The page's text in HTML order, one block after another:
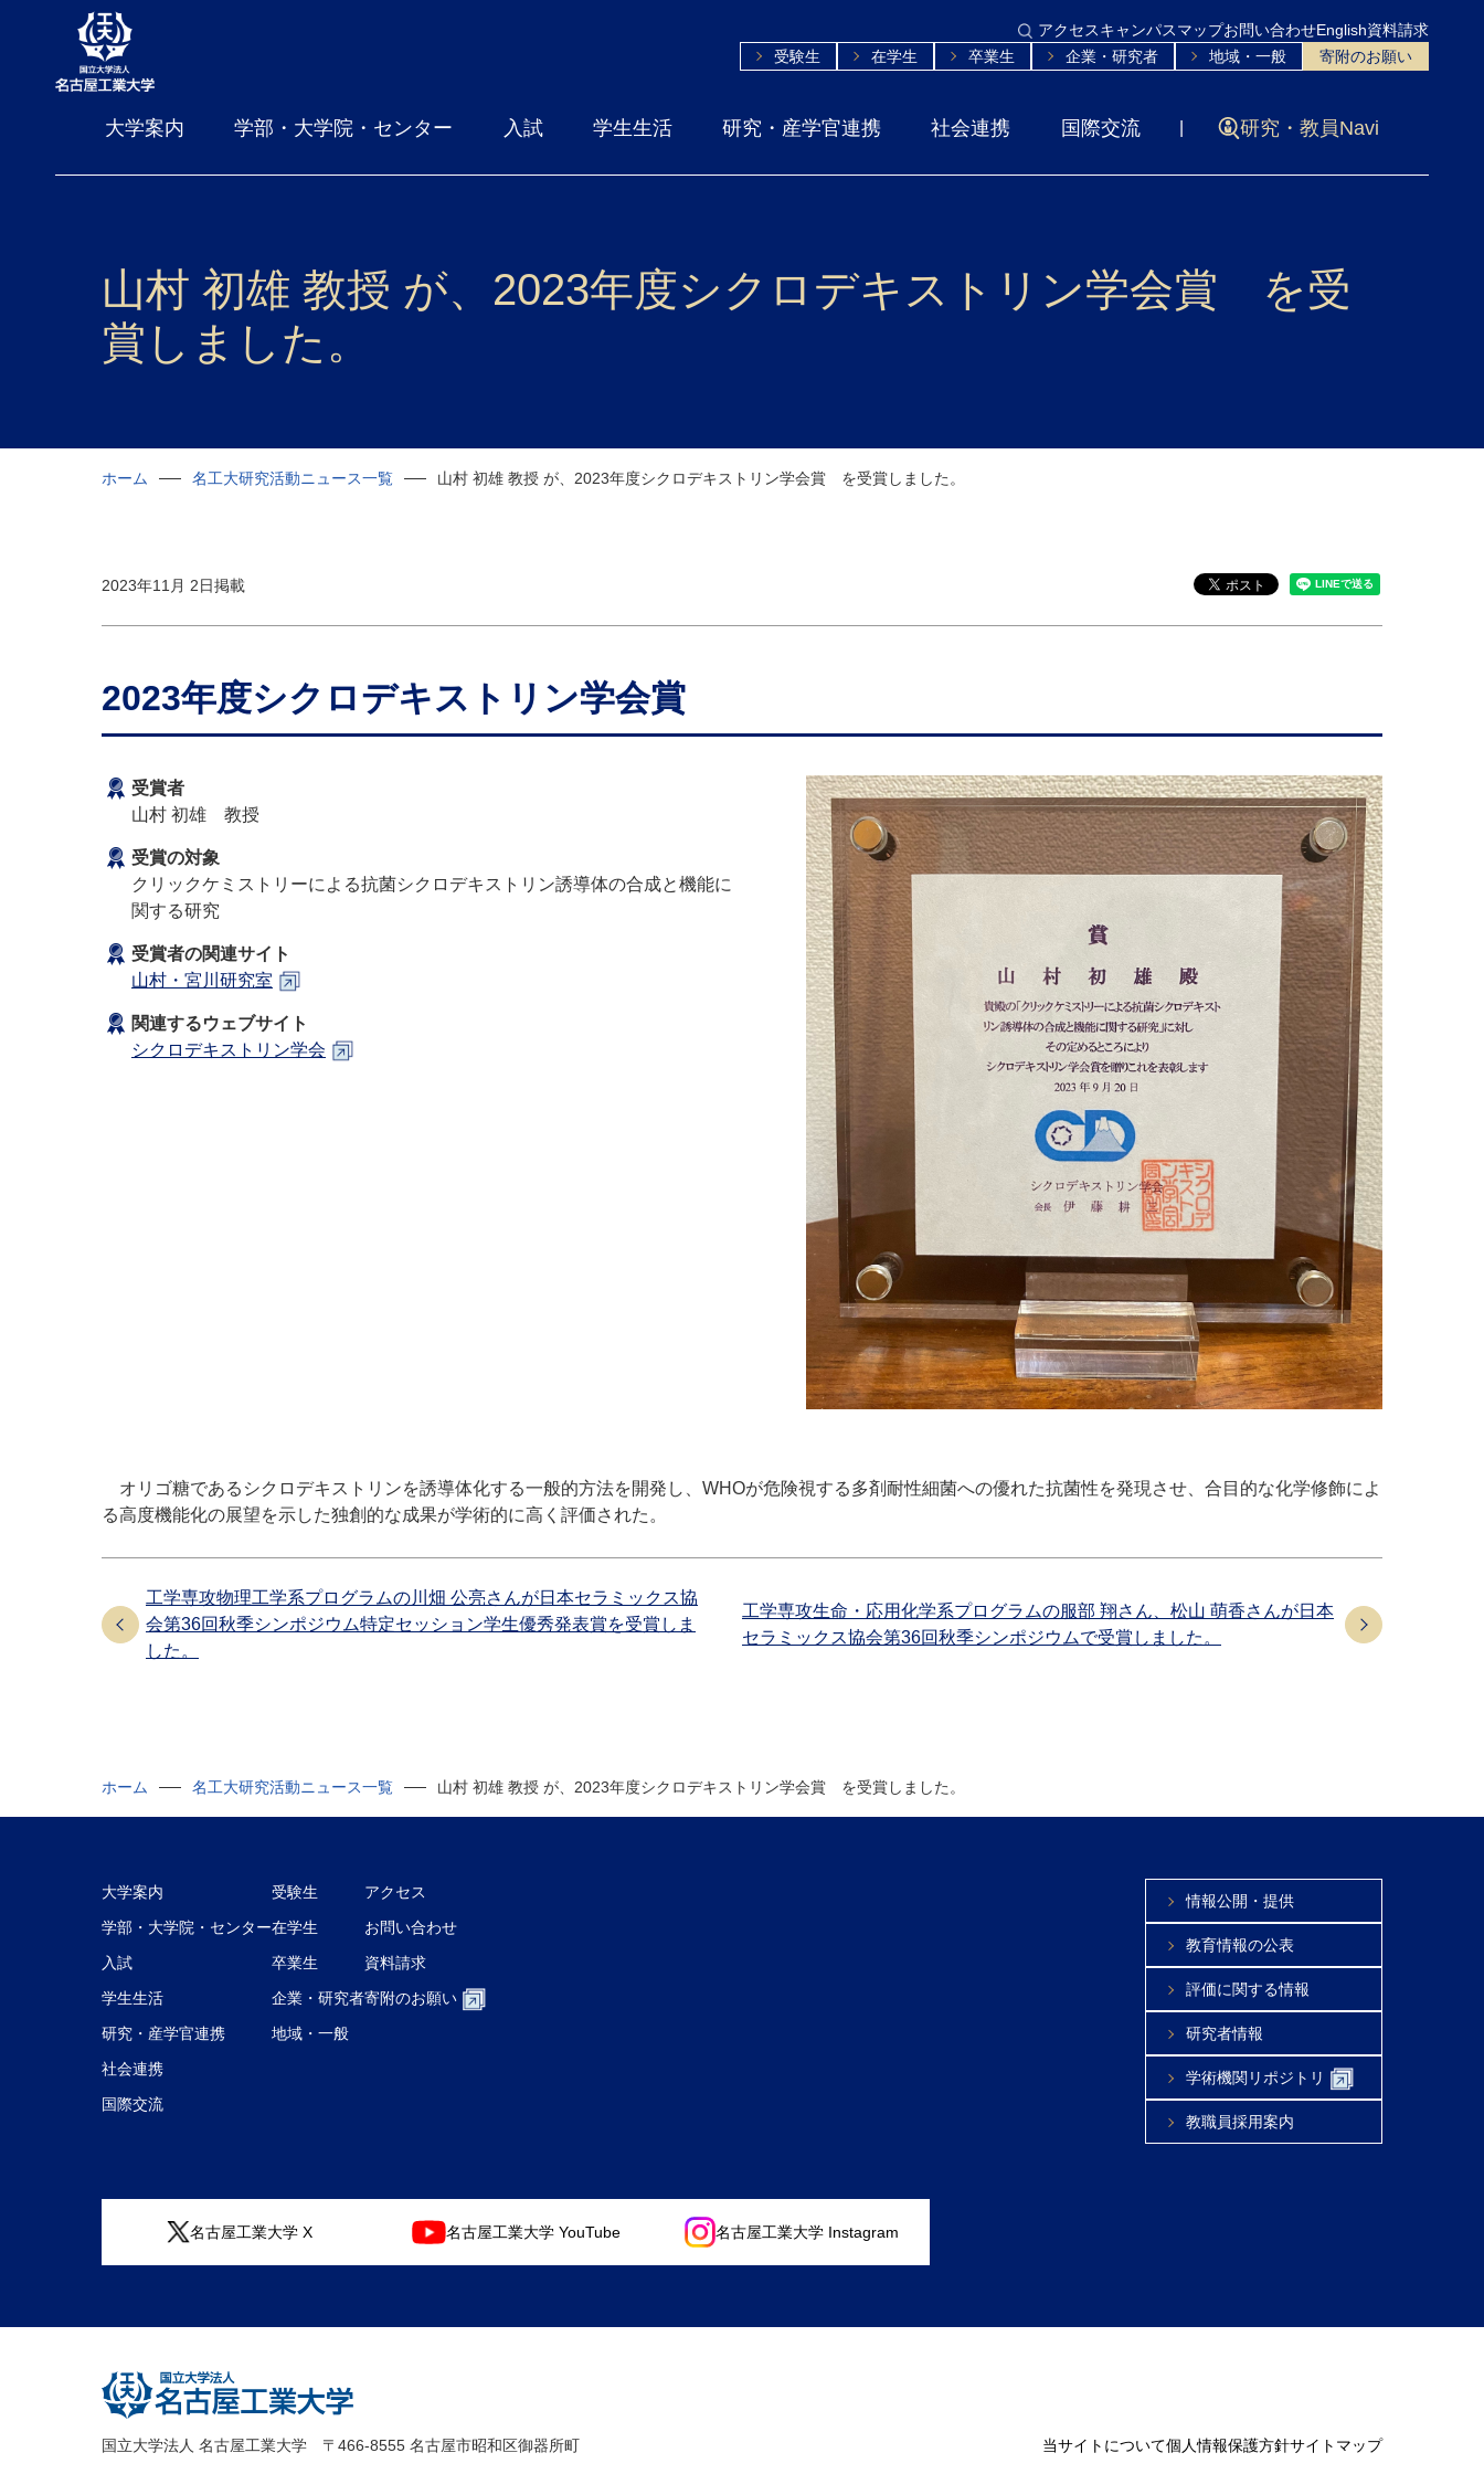
アクセスキャンパスマップお問い合わせEnglish資料請求
受験生
在学生 卒業生 企業・研究者 地域・一般 寄附のお願い
大学案内 学部・大学院・センター 入試 学生生活 研究・産学官連携 社会連携 国際交流 研究・教員Navi
山村 初雄 教授 が、2023年度シクロデキストリン学会賞 を受
賞しました。
ホーム 名工大研究活動ニュース一覧 山村 初雄 教授 が、2023年度シクロデキストリン学会賞 を受賞しました。
2023年11月 2日掲載
2023年度シクロデキストリン学会賞
受賞者
山村 初雄 教授
受賞の対象
クリックケミストリーによる抗菌シクロデキストリン誘導体の合成と機能に
関する研究
受賞者の関連サイト
山村・宮川研究室
関連するウェブサイト
シクロデキストリン学会
オリゴ糖であるシクロデキストリンを誘導体化する一般的方法を開発し、 WHOが危険視する多剤耐性細菌への優れた抗菌性を発現させ、合目的な化学修飾によ
る高度機能化の展望を示した独創的な成果が学術的に高く評価された。
工学専攻物理工学系プログラムの川畑 公亮さんが日本セラミックス協
会第36回秋季シンポジウム特定セッション学生優秀発表賞を受賞しま
した。
工学専攻生命・応用化学系プログラムの服部 翔さん、松山 萌香さんが日本
セラミックス協会第36回秋季シンポジウムで受賞しました。
ホーム 名工大研究活動ニュース一覧 山村 初雄 教授 が、2023年度シクロデキストリン学会賞 を受賞しました。
大学案内
学部・大学院・センター
入試
学生生活
研究・産学官連携
社会連携
国際交流
受験生
在学生
卒業生
企業・研究者
地域・一般
アクセス
お問い合わせ
資料請求
寄附のお願い
情報公開・提供
教育情報の公表
評価に関する情報
研究者情報
学術機関リポジトリ
教職員採用案内
名古屋工業大学 X 名古屋工業大学 YouTube 名古屋工業大学 Instagram
国立大学法人 名古屋工業大学 〒466-8555 名古屋市昭和区御器所町 当サイトについて個人情報保護方針サイトマップ